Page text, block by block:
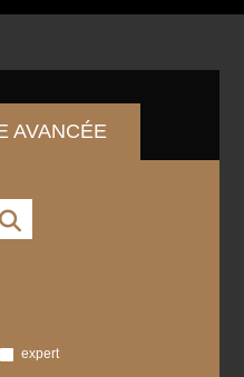
AVANCÉE
expert